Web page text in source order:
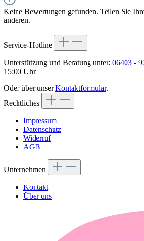
Keine Bewertungen gefunden. Teilen Sie
anderen.
Service-Hotline
Unterstützung und Beratung unter: 06403 -
15:00 Uhr
Oder über unserKontaktformular.
Rechtliches
Impressum
Datenschutz
Widerruf
AGB
Unternehmen
Kontakt
Über uns